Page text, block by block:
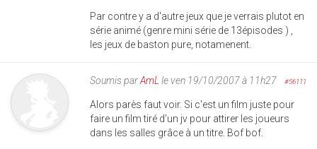
Par contre y a d'autre jeux que je verrais plutot en
série animé (genre mini série de 13épisodes ) ,
les jeux de baston pure, notamenent.
Soumis parAmLle ven 19/10/2007 à 11h27 #56111
Alors parès faut voir. Si c'est un film juste pour
faire un film tiré d'un jv pour attirer les joueurs
dans les salles grâce à un titre. Bof bof.